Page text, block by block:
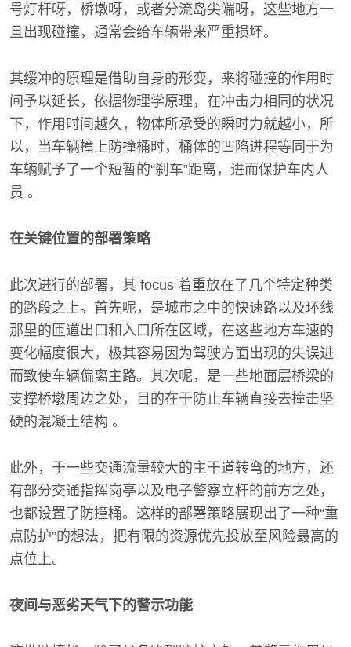
号灯杆呀，桥墩呀，或者分流岛尖端呀，这些地方一
旦出现碰撞，通常会给车辆带来严重损坏。
其缓冲的原理是借助自身的形变，来将碰撞的作用时
间予以延长，依据物理学原理，在冲击力相同的状况
下，作用时间越久，物体所承受的瞬时力就越小，所
以，当车辆撞上防撞桶时，桶体的凹陷进程等同于为
车辆赋予了一个短暂的“刹车”距离，进而保护车内人
员 。
在关键位置的部署策略
此次进行的部署，其 focus 着重放在了几个特定种类
的路段之上。首先呢，是城市之中的快速路以及环线
那里的匝道出口和入口所在区域，在这些地方车速的
变化幅度很大，极其容易因为驾驶方面出现的失误进
而致使车辆偏离主路。其次呢，是一些地面层桥梁的
支撑桥墩周边之处，目的在于防止车辆直接去撞击坚
硬的混凝土结构 。
此外，于一些交通流量较大的主干道转弯的地方，还
有部分交通指挥岗亭以及电子警察立杆的前方之处，
也都设置了防撞桶。这样的部署策略展现出了一种“重
点防护”的想法，把有限的资源优先投放至风险最高的
点位上。
夜间与恶劣天气下的警示功能